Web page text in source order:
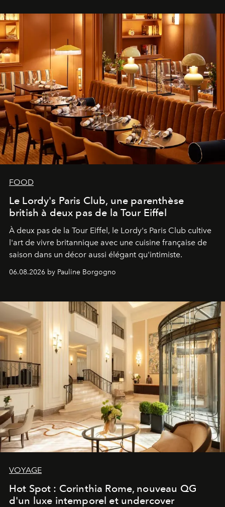
FOOD
Le Lordy's Paris Club, une parenthèse
british à deux pas de la Tour Eiffel
À deux pas de la Tour Eiffel, le Lordy's Paris Club cultive
l'art de vivre britannique avec une cuisine française de
saison dans un décor aussi élégant qu'intimiste.
06.08.2026 by Pauline Borgogno
VOYAGE
Hot Spot : Corinthia Rome, nouveau QG
d'un luxe intemporel et undercover